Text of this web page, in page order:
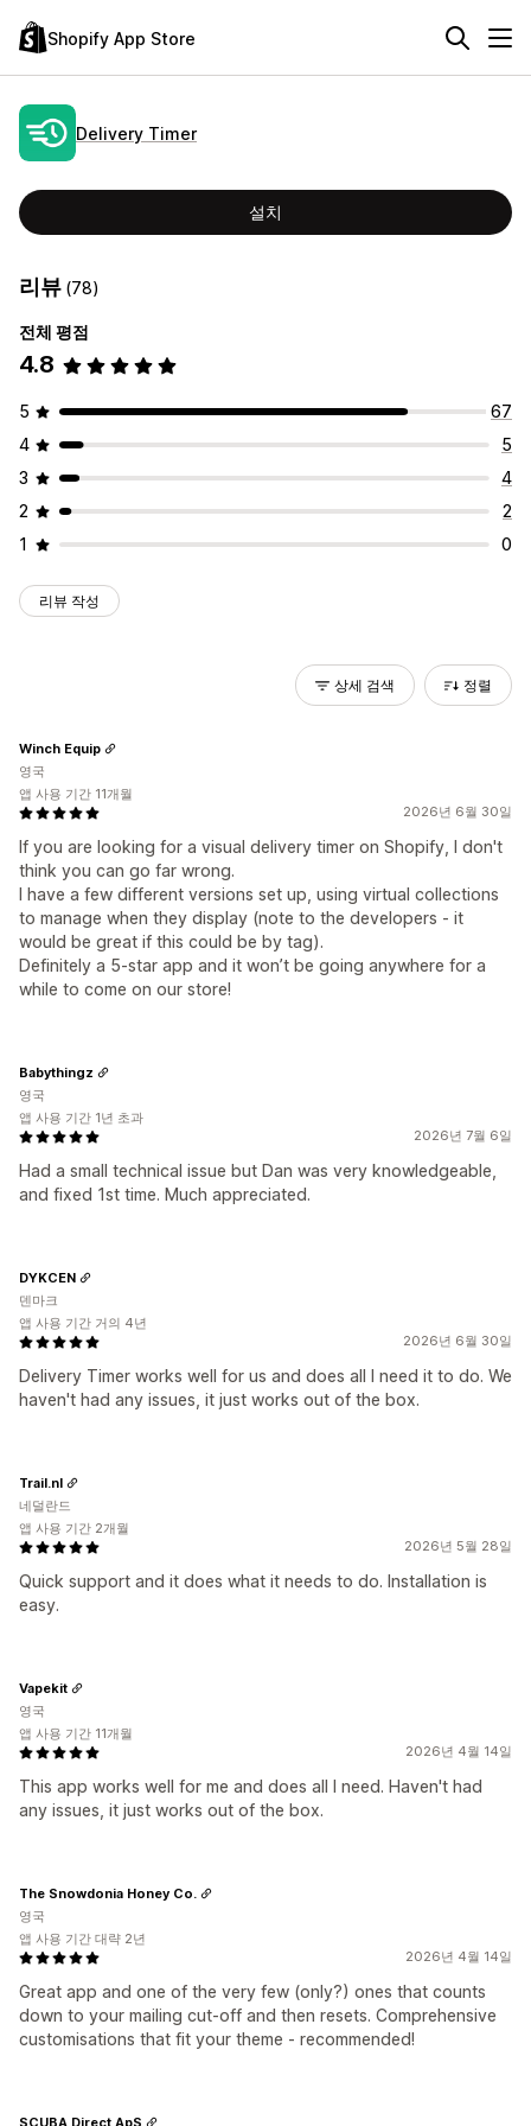
Shopify App Store
Delivery Timer
설치
리뷰 (78)
전체 평점
4.8
5
67
4
5
3
4
2
2
1
0
리뷰 작성
상세 검색 정렬
2026년 6월 30일
If you are looking for a visual delivery timer on Shopify, I don't
think you can go far wrong.
I have a few different versions set up, using virtual collections
to manage when they display (note to the developers - it
would be great if this could be by tag).
Definitely a 5-star app and it won’t be going anywhere for a
while to come on our store!
Winch Equip
영국
앱 사용 기간 11개월
2026년 7월 6일
Had a small technical issue but Dan was very knowledgeable,
and fixed 1st time. Much appreciated.
Babythingz
영국
앱 사용 기간 1년 초과
2026년 6월 30일
Delivery Timer works well for us and does all I need it to do. We
haven't had any issues, it just works out of the box.
DYKCEN
덴마크
앱 사용 기간 거의 4년
2026년 5월 28일
Quick support and it does what it needs to do. Installation is
easy.
Trail.nl
네덜란드
앱 사용 기간 2개월
2026년 4월 14일
This app works well for me and does all I need. Haven't had
any issues, it just works out of the box.
Vapekit
영국
앱 사용 기간 11개월
2026년 4월 14일
Great app and one of the very few (only?) ones that counts
down to your mailing cut-off and then resets. Comprehensive
customisations that fit your theme - recommended!
The Snowdonia Honey Co.
영국
앱 사용 기간 대략 2년
SCUBA Direct ApS